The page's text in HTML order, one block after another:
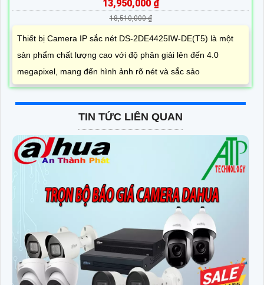
13,950,000 ₫
18,510,000 ₫
Thiết bị Camera IP sắc nét DS-2DE4425IW-DE(T5) là một
sản phẩm chất lượng cao với độ phân giải lên đến 4.0
megapixel, mang đến hình ảnh rõ nét và sắc sảo
TIN TỨC LIÊN QUAN